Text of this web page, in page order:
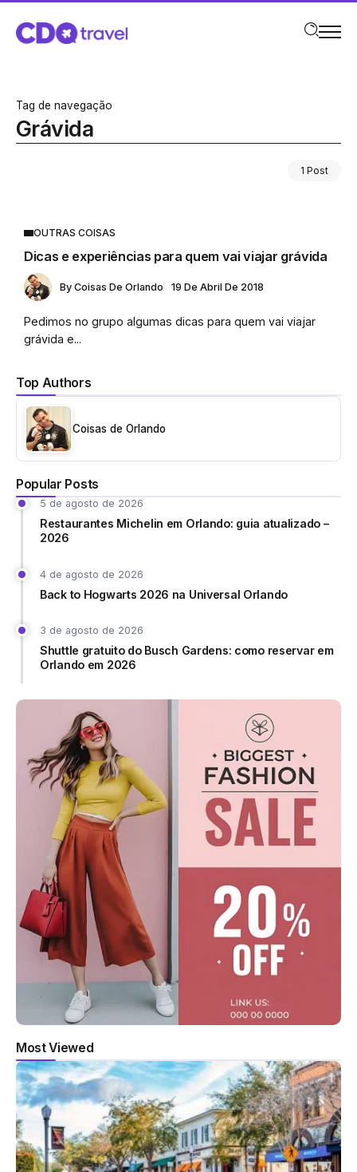
Tag de navegação
Grávida
1 Post
Top Authors
Coisas de Orlando
Popular Posts
5 de agosto de 2026
Restaurantes Michelin em Orlando: guia atualizado –
2026
4 de agosto de 2026
Back to Hogwarts 2026 na Universal Orlando
3 de agosto de 2026
Shuttle gratuito do Busch Gardens: como reservar em
Orlando em 2026
OUTRAS COISAS
Dicas e experiências para quem vai viajar grávida
By Coisas De Orlando 19 De Abril De 2018
Pedimos no grupo algumas dicas para quem vai viajar
grávida e...
Most Viewed